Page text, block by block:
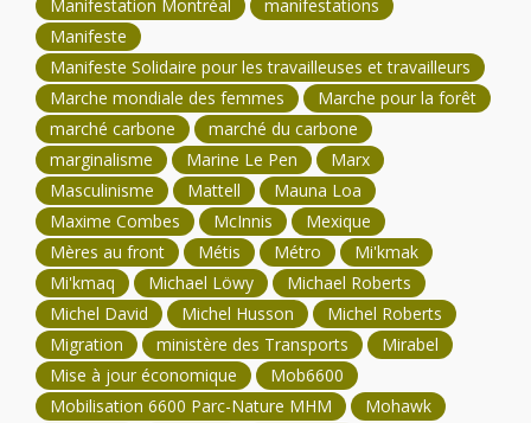
Manifestation Montréal
manifestations
Manifeste
Manifeste Solidaire pour les travailleuses et travailleurs
Marche mondiale des femmes
Marche pour la forêt
marché carbone
marché du carbone
marginalisme
Marine Le Pen
Marx
Masculinisme
Mattell
Mauna Loa
Maxime Combes
McInnis
Mexique
Mères au front
Métis Métro
Mi'kmak
Mi'kmaq
Michael Löwy
Michael Roberts
Michel David
Michel Husson
Michel Roberts
Migration
ministère des Transports
Mirabel
Mise à jour économique
Mob6600
Mobilisation 6600 Parc-Nature MHM
Mohawk